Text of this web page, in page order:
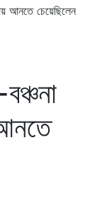
আনতে চেয়েছিলেন